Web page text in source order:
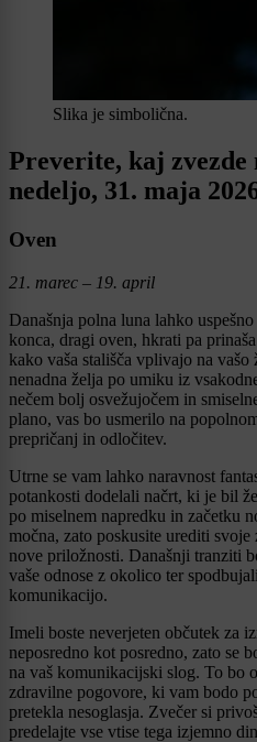
Slika je simbolična.
Preverite, kaj zvezde
nedeljo, 31. maja
Oven
21. marec – 19. april
Današnja polna luna lahko
konca, dragi oven, hkrati pa
kako vaša stališča vplivajo na
nenadna želja po umiku iz
nečem bolj osvežujočem in
plano, vas bo usmerilo na
prepričanj in odločitev.
Utrne se vam lahko naravnost
potankosti dodelali načrt, ki je bil
po miselnem napredku in začetku
močna, zato poskusite urediti svoje
nove priložnosti. Današnji tranziti
vaše odnose z okolico ter
komunikacijo.
Imeli boste neverjeten občutek za
neposredno kot posredno, zato se
na vaš komunikacijski slog. To bo
zdravilne pogovore, ki vam bodo
pretekla nesoglasja. Zvečer si
predelajte vse vtise tega izjemno